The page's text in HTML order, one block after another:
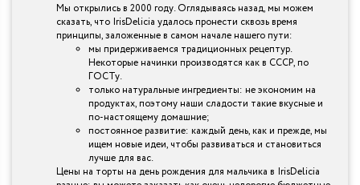
Мы открылись в 2000 году. Оглядываясь назад, мы можем
сказать, что IrisDelicia удалось пронести сквозь время
принципы, заложенные в самом начале нашего пути:
мы придерживаемся традиционных рецептур.
Некоторые начинки производятся как в СССР, по
ГОСТу.
только натуральные ингредиенты: не экономим на
продуктах, поэтому наши сладости такие вкусные и
по-настоящему домашние;
постоянное развитие: каждый день, как и прежде, мы
ищем новые идеи, чтобы развиваться и становиться
лучше для вас.
Цены на торты на день рождения для мальчика в IrisDelicia